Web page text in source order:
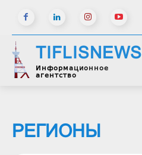
TIFLISNEWS
Информационное
агентство
РЕГИОНЫ